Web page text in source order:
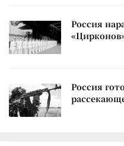
Россия
Россия